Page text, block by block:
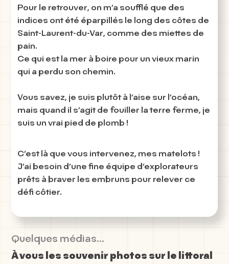
Pour le retrouver, on m’a soufflé que des
indices ont été éparpillés le long des côtes de
Saint-Laurent-du-Var, comme des miettes de
pain.
Ce qui est la mer à boire pour un vieux marin
qui a perdu son chemin.
Vous savez, je suis plutôt à l’aise sur l’océan,
mais quand il s’agit de fouiller la terre ferme, je
suis un vrai pied de plomb !
C’est là que vous intervenez, mes matelots !
J’ai besoin d’une fine équipe d’explorateurs
prêts à braver les embruns pour relever ce
défi côtier.
Quelques médias...
À vous les souvenir photos sur le littoral